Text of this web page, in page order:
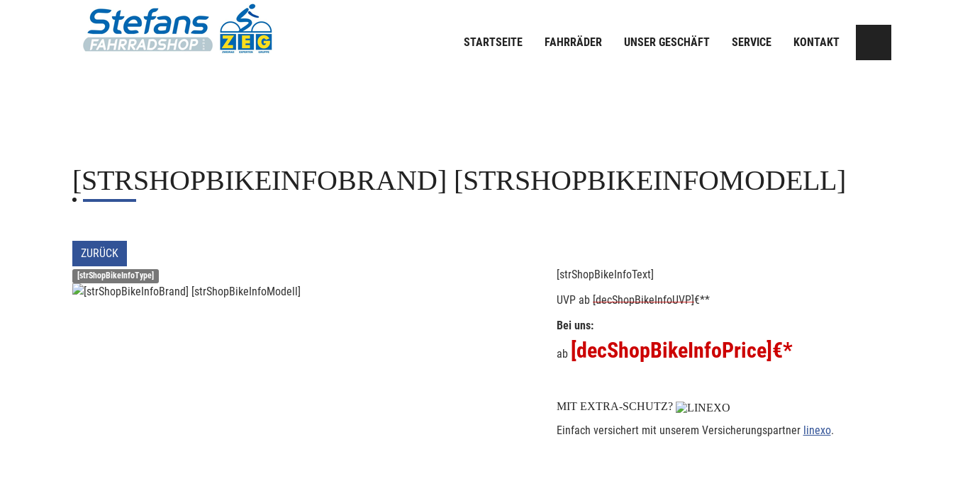
STARTSEITE FAHRRÄDER UNSER GESCHÄFT SERVICE KONTAKT
[STRSHOPBIKEINFOBRAND] [STRSHOPBIKEINFOMODELL]
ZURÜCK
[strShopBikeInfoType]
[strShopBikeInfoText]
UVP ab [decShopBikeInfoUVP]€**
Bei uns:
ab [decShopBikeInfoPrice] €*
MIT EXTRA-SCHUTZ?
Einfach versichert mit unserem Versicherungspartner linexo.